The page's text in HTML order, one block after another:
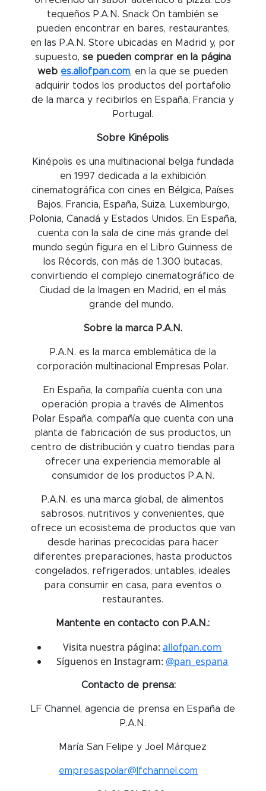
tequeños P.A.N. Snack On también se
pueden encontrar en bares, restaurantes,
en las P.A.N. Store ubicadas en Madrid y, por
supuesto, se pueden comprar en la página
web es.allofpan.com, en la que se pueden
adquirir todos los productos del portafolio
de la marca y recibirlos en España, Francia y
Portugal.
Sobre Kinépolis
Kinépolis es una multinacional belga fundada
en 1997 dedicada a la exhibición
cinematográfica con cines en Bélgica, Países
Bajos, Francia, España, Suiza, Luxemburgo,
Polonia, Canadá y Estados Unidos. En España,
cuenta con la sala de cine más grande del
mundo según figura en el Libro Guinness de
los Récords, con más de 1.300 butacas,
convirtiendo el complejo cinematográfico de
Ciudad de la Imagen en Madrid, en el más
grande del mundo.
Sobre la marca P.A.N.
P.A.N. es la marca emblemática de la
corporación multinacional Empresas Polar.
En España, la compañía cuenta con una
operación propia a través de Alimentos
Polar España, compañía que cuenta con una
planta de fabricación de sus productos, un
centro de distribución y cuatro tiendas para
ofrecer una experiencia memorable al
consumidor de los productos P.A.N.
P.A.N. es una marca global, de alimentos
sabrosos, nutritivos y convenientes, que
ofrece un ecosistema de productos que van
desde harinas precocidas para hacer
diferentes preparaciones, hasta productos
congelados, refrigerados, untables, ideales
para consumir en casa, para eventos o
restaurantes.
Mantente en contacto con P.A.N.:
Visita nuestra página:allofpan.com
Síguenos en Instagram: @pan_espana
Contacto de prensa:
LF Channel, agencia de prensa en España de
P.A.N.
María San Felipe y Joel Márquez
empresaspolar@lfchannel.com